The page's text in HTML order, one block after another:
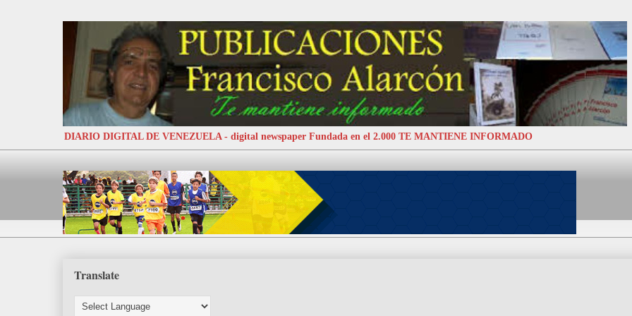
DIARIO DIGITAL DE VENEZUELA - digital newspaper Fundada en el 2.000 TE MANTIENE INFORMADO
Translate